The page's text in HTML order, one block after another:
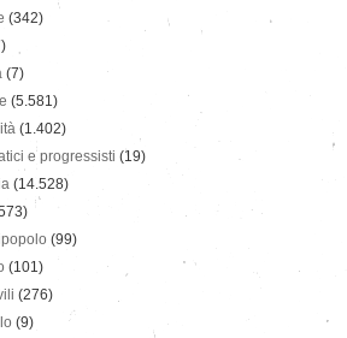
(342)
(7)
(5.581)
(1.402)
e progressisti (19)
(14.528)
(99)
(101)
(276)
(9)